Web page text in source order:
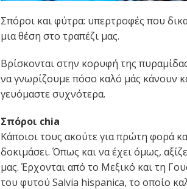
Σπόροι και φύτρα: υπερτροφές που
μια θέση στο τραπέζι μας.
Βρίσκονται στην κορυφή της
να γνωρίζουμε πόσο καλό μάς κάνουν
γευόμαστε συχνότερα.
Σπόροι chia
Κάποιοι τους ακούτε για πρώτη φορά
δοκιμάσει. Όπως και να έχει όμως,
μας. Έρχονται από το Μεξικό και τη
του φυτού Salvia hispanica, το οποίο